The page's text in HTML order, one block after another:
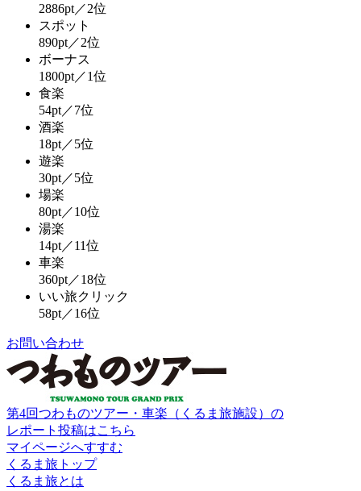
2886pt／2位
スポット
890pt／2位
ボーナス
1800pt／1位
食楽
54pt／7位
酒楽
18pt／5位
遊楽
30pt／5位
場楽
80pt／10位
湯楽
14pt／11位
車楽
360pt／18位
いい旅クリック
58pt／16位
お問い合わせ
第4回つわものツアー・車楽（くるま旅施設）の
レポート投稿はこちら
マイページへすすむ
くるま旅トップ
くるま旅とは